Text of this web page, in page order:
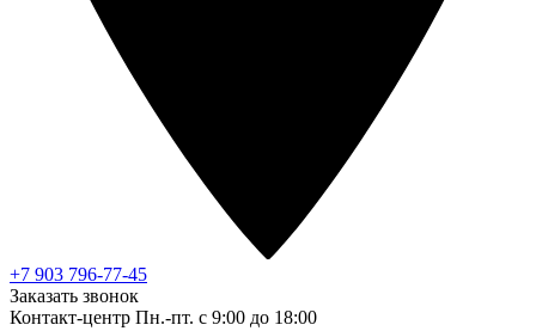
+7 903 796-77-45
Заказать звонок
Контакт-центр Пн.-пт. с 9:00 до 18:00